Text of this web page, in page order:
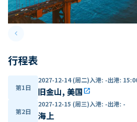
keyboard_arrow_leftPrevious slide
行程表
第1日
2027-12-14 (周二)入港: -出港:
旧金山, 美国open_in_new
第2日
2027-12-15 (周三)入港: -出港: -
海上